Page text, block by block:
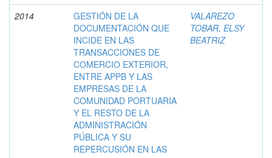
2014
GESTIÓN DE LA
DOCUMENTACIÓN QUE
INCIDE EN LAS
TRANSACCIONES DE
COMERCIO EXTERIOR,
ENTRE APPB Y LAS
EMPRESAS DE LA
COMUNIDAD PORTUARIA
Y EL RESTO DE LA
ADMINISTRACIÓN
PÚBLICA Y SU
REPERCUSIÓN EN LAS
VALAREZO
TOBAR, ELSY
BEATRIZ